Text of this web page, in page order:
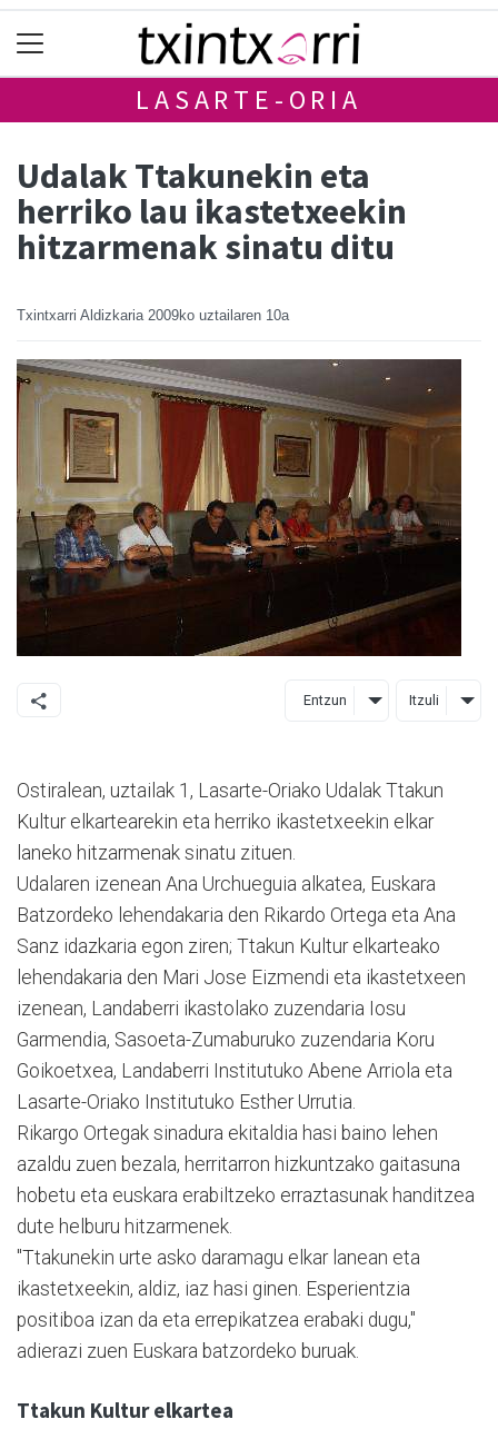
LASARTE-ORIA
Udalak Ttakunekin eta
herriko lau ikastetxeekin
hitzarmenak sinatu ditu
Txintxarri Aldizkaria 2009ko uztailaren 10a
Entzun Itzuli
Ostiralean, uztailak 1, Lasarte-Oriako Udalak Ttakun
Kultur elkartearekin eta herriko ikastetxeekin elkar
laneko hitzarmenak sinatu zituen.
Udalaren izenean Ana Urchueguia alkatea, Euskara
Batzordeko lehendakaria den Rikardo Ortega eta Ana
Sanz idazkaria egon ziren; Ttakun Kultur elkarteako
lehendakaria den Mari Jose Eizmendi eta ikastetxeen
izenean, Landaberri ikastolako zuzendaria Iosu
Garmendia, Sasoeta-Zumaburuko zuzendaria Koru
Goikoetxea, Landaberri Institutuko Abene Arriola eta
Lasarte-Oriako Institutuko Esther Urrutia.
Rikargo Ortegak sinadura ekitaldia hasi baino lehen
azaldu zuen bezala, herritarron hizkuntzako gaitasuna
hobetu eta euskara erabiltzeko erraztasunak handitzea
dute helburu hitzarmenek.
"Ttakunekin urte asko daramagu elkar lanean eta
ikastetxeekin, aldiz, iaz hasi ginen. Esperientzia
positiboa izan da eta errepikatzea erabaki dugu,"
adierazi zuen Euskara batzordeko buruak.
Ttakun Kultur elkartea